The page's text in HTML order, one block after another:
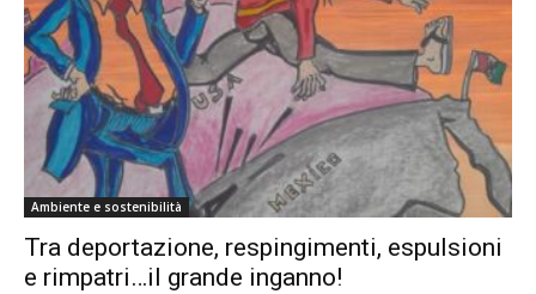
Ambiente e sostenibilità
Tra deportazione, respingimenti, espulsioni
e rimpatri…il grande inganno!